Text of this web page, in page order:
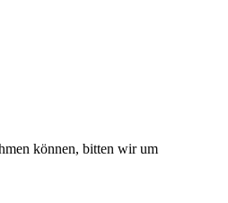
können, bitten wir um